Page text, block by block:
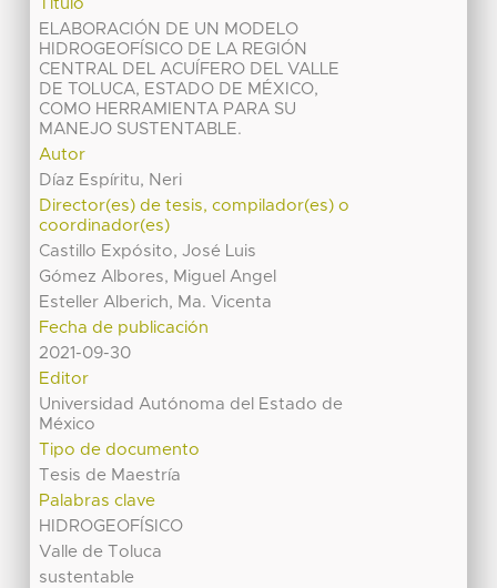
Título
ELABORACIÓN DE UN MODELO
HIDROGEOFÍSICO DE LA REGIÓN
CENTRAL DEL ACUÍFERO DEL VALLE
DE TOLUCA, ESTADO DE MÉXICO,
COMO HERRAMIENTA PARA SU
MANEJO SUSTENTABLE.
Autor
Díaz Espíritu, Neri
Director(es) de tesis, compilador(es) o
coordinador(es)
Castillo Expósito, José Luis
Gómez Albores, Miguel Angel
Esteller Alberich, Ma. Vicenta
Fecha de publicación
2021-09-30
Editor
Universidad Autónoma del Estado de
México
Tipo de documento
Tesis de Maestría
Palabras clave
HIDROGEOFÍSICO
Valle de Toluca
sustentable